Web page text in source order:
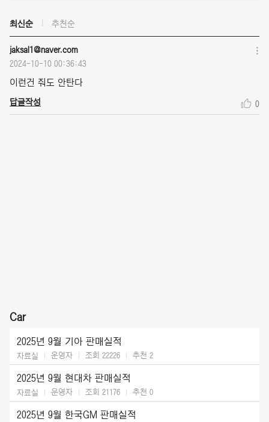
최신순 추천순
jaksal1@naver.com
2024-10-10 00:36:43
이런건 줘도 안탄다
답글작성 0
Car
2025년 9월 기아 판매실적
자료실 운영자 조회 22226 추천 2
2025년 9월 현대차 판매실적
자료실 운영자 조회 21176 추천 0
2025년 9월 한국GM 판매실적